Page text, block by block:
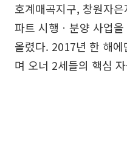
호계매곡지구, 창원자
파트 시행ㆍ분양 사업
올렸다. 2017년 한 해
며 오너 2세들의 핵심